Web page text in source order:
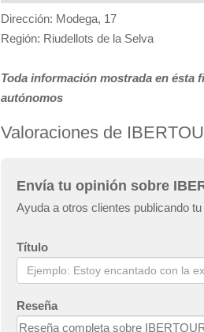
Dirección: Modega, 17
Región: Riudellots de la Selva
Toda información mostrada en ésta
autónomos
Valoraciones de
Envía tu opinión sobre
Ayuda a otros clientes publicando
Título
Reseña